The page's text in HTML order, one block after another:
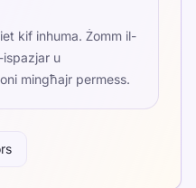
kif inhuma. Żomm il-
u
mingħajr permess.